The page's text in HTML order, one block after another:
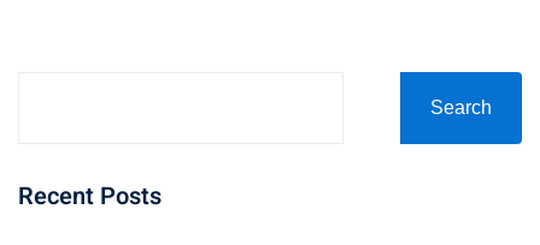
Search
Recent Posts